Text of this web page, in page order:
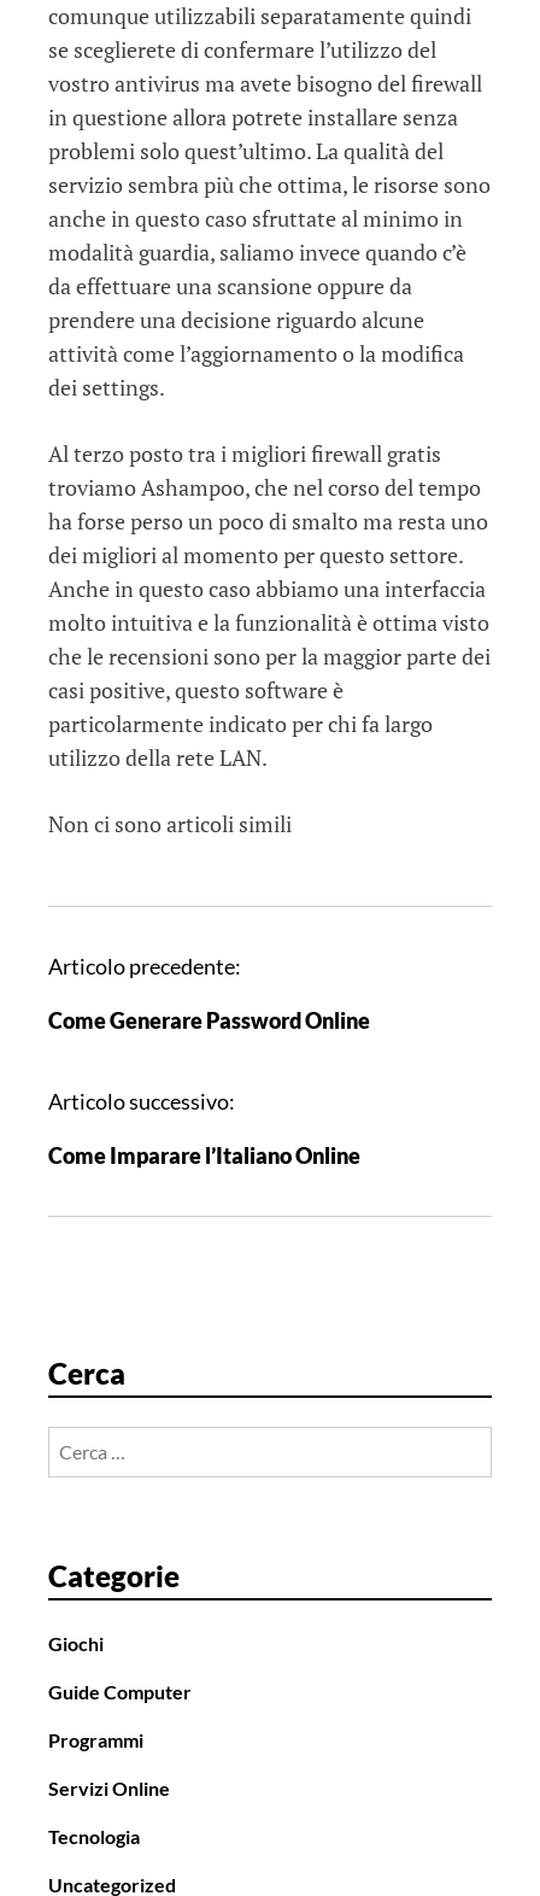
comunque utilizzabili separatamente quindi
se sceglierete di confermare l’utilizzo del
vostro antivirus ma avete bisogno del firewall
in questione allora potrete installare senza
problemi solo quest’ultimo. La qualità del
servizio sembra più che ottima, le risorse sono
anche in questo caso sfruttate al minimo in
modalità guardia, saliamo invece quando c’è
da effettuare una scansione oppure da
prendere una decisione riguardo alcune
attività come l’aggiornamento o la modifica
dei settings.
Al terzo posto tra i migliori firewall gratis
troviamo Ashampoo, che nel corso del tempo
ha forse perso un poco di smalto ma resta uno
dei migliori al momento per questo settore.
Anche in questo caso abbiamo una interfaccia
molto intuitiva e la funzionalità è ottima visto
che le recensioni sono per la maggior parte dei
casi positive, questo software è
particolarmente indicato per chi fa largo
utilizzo della rete LAN.
Non ci sono articoli simili
N
v
g
z
o
t
i
o
Articolo precedente:
Come Generare Password Online
Articolo successivo:
Come Imparare l’Italiano Online
Cerca
Categorie
Giochi
Guide Computer
Programmi
Servizi Online
Tecnologia
Uncategorized